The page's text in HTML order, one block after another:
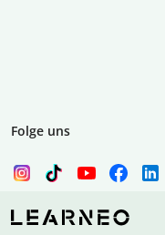
Folge uns